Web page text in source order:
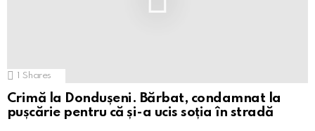
Shares
Crimă la Dondușeni. Bărbat, condamnat la
pușcărie pentru că și-a ucis soția în stradă